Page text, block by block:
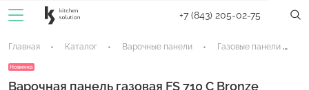
+7 (843) 205-02-75
Главная Каталог Варочные панели Газовые панели
Новинка
Варочная панель газовая FS 710 C Bronze